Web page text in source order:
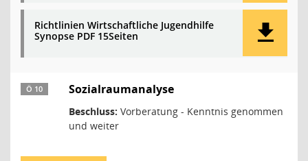
Richtlinien Wirtschaftliche Jugendhilfe
Synopse PDF 15Seiten
Ö 10 Sozialraumanalyse
Beschluss: Vorberatung - Kenntnis genommen
und weiter